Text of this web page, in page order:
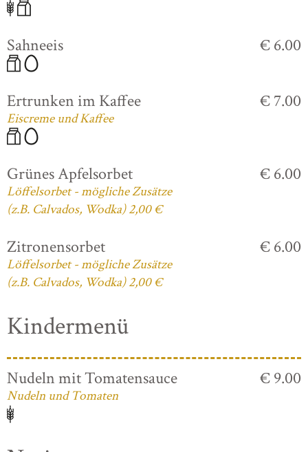
Sahneeis € 6.00
Ertrunken im Kaffee
Eiscreme und Kaffee
€ 7.00
Grünes Apfelsorbet
Löffelsorbet - mögliche Zusätze
(z.B. Calvados, Wodka) 2,00 €
€ 6.00
Zitronensorbet
Löffelsorbet - mögliche Zusätze
(z.B. Calvados, Wodka) 2,00 €
€ 6.00
Kindermenü
Nudeln mit Tomatensauce
Nudeln und Tomaten
€ 9.00